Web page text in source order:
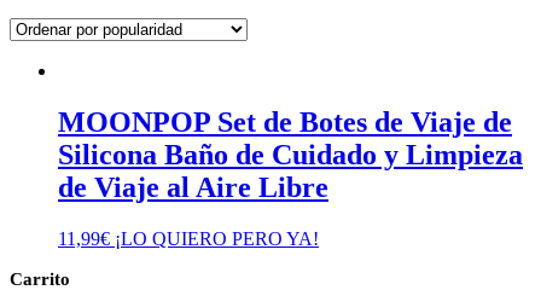
MOONPOP Set de Botes de Viaje de
Silicona Baño de Cuidado y Limpieza
de Viaje al Aire Libre
11,99€ ¡LO QUIERO PERO YA!
Carrito